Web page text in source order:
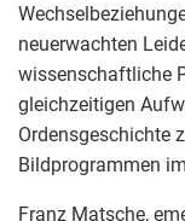
neuerwachten
wissenschaftliche
gleichzeitigen
Ordensgeschichte
Bildprogrammen
Franz Matsche,